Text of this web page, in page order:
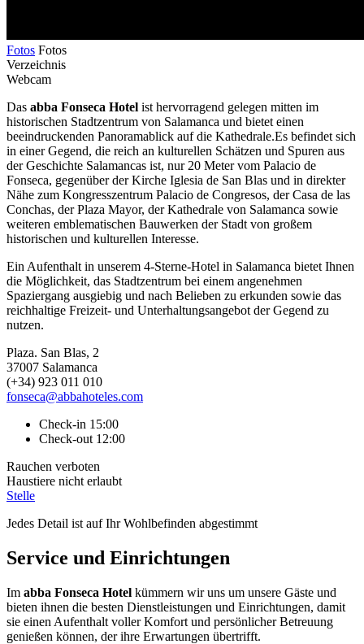
Fotos Fotos
Verzeichnis
Webcam
Das abba Fonseca Hotel ist hervorragend gelegen mitten im
historischen Stadtzentrum von Salamanca und bietet einen
beeindruckenden Panoramablick auf die Kathedrale.Es befindet sich
in einer Gegend, die reich an kulturellen Schätzen und Spuren aus
der Geschichte Salamancas ist, nur 20 Meter vom Palacio de
Fonseca, gegenüber der Kirche Iglesia de San Blas und in direkter
Nähe zum Kongresszentrum Palacio de Congresos, der Casa de las
Conchas, der Plaza Mayor, der Kathedrale von Salamanca sowie
weiteren emblematischen Bauwerken der Stadt von großem
historischen und kulturellen Interesse.
Ein Aufenthalt in unserem 4-Sterne-Hotel in Salamanca bietet Ihnen
die Möglichkeit, das Stadtzentrum bei einem angenehmen
Spaziergang ausgiebig und nach Belieben zu erkunden sowie das
reichhaltige Freizeit- und Unterhaltungsangebot der Gegend zu
nutzen.
Plaza. San Blas, 2
37007 Salamanca
(+34) 923 011 010
fonseca@abbahoteles.com
Check-in 15:00
Check-out 12:00
Rauchen verboten
Haustiere nicht erlaubt
Stelle
Jedes Detail ist auf Ihr Wohlbefinden abgestimmt
Service und Einrichtungen
Im abba Fonseca Hotel kümmern wir uns um unsere Gäste und
bieten ihnen die besten Dienstleistungen und Einrichtungen, damit
sie einen Aufenthalt voller Komfort und persönlicher Betreuung
genießen können, der ihre Erwartungen übertrifft.